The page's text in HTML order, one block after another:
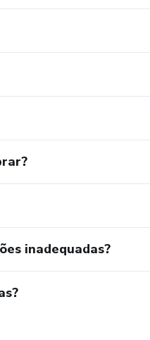
inadequadas?